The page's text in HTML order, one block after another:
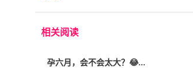
相关阅读
孕六月，会不会太大？😂...